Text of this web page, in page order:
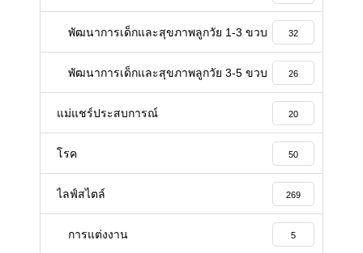
พัฒนาการเด็กและสุขภาพลูกวัย 1-3 ขวบ 32
พัฒนาการเด็กและสุขภาพลูกวัย 3-5 ขวบ 26
แม่แชร์ประสบการณ์ 20
โรค 50
ไลฟ์สไตล์ 269
การแต่งงาน 5